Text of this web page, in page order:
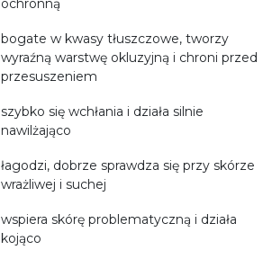
ochronną
bogate w kwasy tłuszczowe, tworzy
wyraźną warstwę okluzyjną i chroni przed
przesuszeniem
szybko się wchłania i działa silnie
nawilżająco
łagodzi, dobrze sprawdza się przy skórze
wrażliwej i suchej
wspiera skórę problematyczną i działa
kojąco